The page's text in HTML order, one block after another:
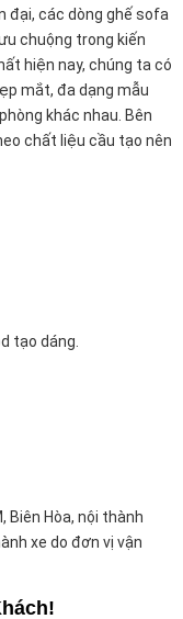
đại, các dòng ghế sofa
chuộng trong kiến
hiện nay, chúng ta có
mắt, đa dạng mẫu
khác nhau. Bên
chất liệu cầu tạo nên
tạo dáng.
Biên Hòa, nội thành
xe do đơn vị vận